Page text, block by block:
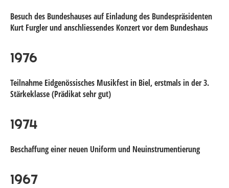
Besuch des Bundeshauses auf Einladung des Bundespräsidenten
Kurt Furgler und anschliessendes Konzert vor dem Bundeshaus
1976
Teilnahme Eidgenössisches Musikfest in Biel, erstmals in der 3.
Stärkeklasse (Prädikat sehr gut)
1974
Beschaffung einer neuen Uniform und Neuinstrumentierung
1967